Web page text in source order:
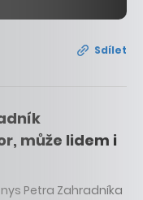
Sdílet
může lidem i
Petra Zahradníka